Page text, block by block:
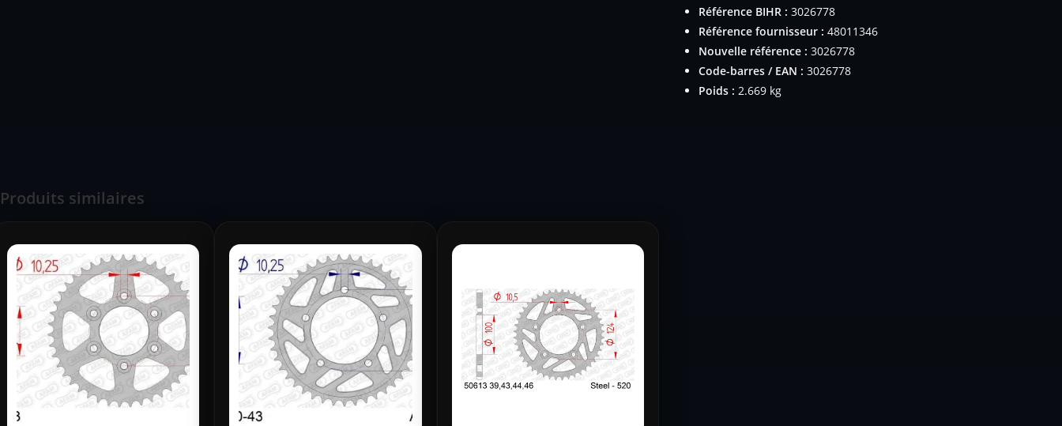
Référence BIHR : 3026778
Référence fournisseur : 48011346
Nouvelle référence : 3026778
Code-barres / EAN : 3026778
Poids : 2.669 kg
Produits similaires